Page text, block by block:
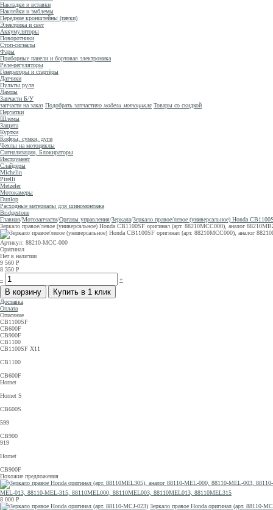
Накладки и вставки
Наклейки и эмблемы
Передние кронштейны (пауки)
Электрика и свет
Аккумуляторы
Поворотники
Стоп-сигналы
Фары
Приборные панели и бортовая электроника
Реле-регуляторы
Генераторы и стартёры
Датчики
Пульты руля
Лампы
Запчасти Б/У
запчасти на заказ Подобрать запчастипо модели мотоцикла Товары со скидкой
Перчатки
Шлемы
Защита
Куртки
Кофры, сумки, дуги
Чехлы на мотоциклы
Сигнализации, Блокираторы
Инструмент
Слайдеры
Michelin
Pirelli
Metzeler
Мотокамеры
Dunlop
Расходные материалы для шиномонтажа
Bridgestone
Главная/Мотозапчасти/Органы управления/Зеркала/Зеркало правое/левое (универсальное) Honda
Зеркало правое/левое (универсальное) Honda CB1100SF оригинал (арт. 88210MCC000), аналог
Артикул: 88210-MCC-000
Оригинал
Нет в наличии
9 560 Р
8 350 Р
–
+
Доставка
Оплата
Описание
CB1100SF
CB600F
CB900F
CB1100
CB1100SF X11
CB1100
CB600F
Hornet
Hornet S
CB600S
599
CB900
919
Hornet
CB900F
Похожие предложения
MEL-013, 88110-MEL-315, 88110MEL000, 88110MEL003, 88110MEL013, 88110MEL315
8 000 Р
Зеркало правое Honda оригинал (арт. 88110-